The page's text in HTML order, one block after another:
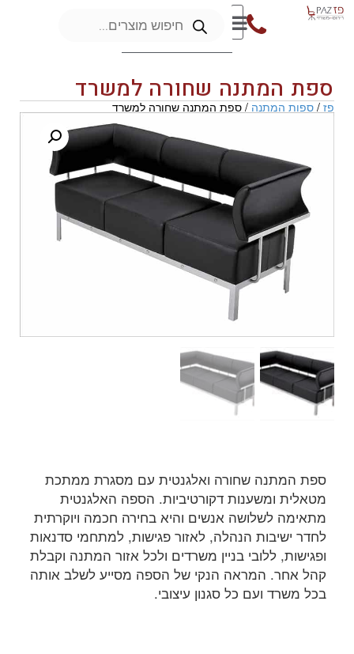
ספת המתנה שחורה למשרד
פז/ספות המתנה/ ספת המתנה שחורה למשרד
ספת המתנה שחורה ואלגנטית עם מסגרת ממתכת
מטאלית ומשענות דקורטיביות. הספה האלגנטית
מתאימה לשלושה אנשים והיא בחירה חכמה ויוקרתית
לחדר ישיבות הנהלה, לאזור פגישות, למתחמי סדנאות
ופגישות, ללובי בניין משרדים ולכל אזור המתנה וקבלת
קהל אחר. המראה הנקי של הספה מסייע לשלב אותה
בכל משרד ועם כל סגנון עיצובי.